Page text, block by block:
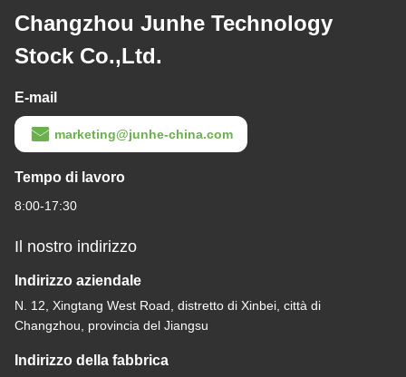
Changzhou Junhe Technology
Stock Co.,Ltd.
E-mail
marketing@junhe-china.com
Tempo di lavoro
8:00-17:30
Il nostro indirizzo
Indirizzo aziendale
N. 12, Xingtang West Road, distretto di Xinbei, città di
Changzhou, provincia del Jiangsu
Indirizzo della fabbrica